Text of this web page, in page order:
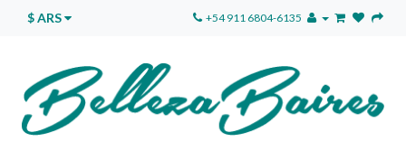
$ ARS +54 911 6804-6135